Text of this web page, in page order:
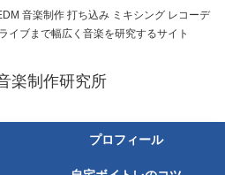
音楽制作 打ち込み ミキシング レコーデ
イブまで幅広く音楽を研究するサイト
楽制作研究所
プロフィール